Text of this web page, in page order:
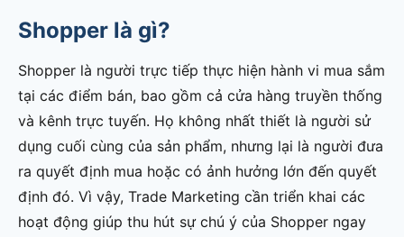
Shopper là gì?
Shopper là người trực tiếp thực hiện hành vi mua sắm
tại các điểm bán, bao gồm cả cửa hàng truyền thống
và kênh trực tuyến. Họ không nhất thiết là người sử
dụng cuối cùng của sản phẩm, nhưng lại là người đưa
ra quyết định mua hoặc có ảnh hưởng lớn đến quyết
định đó. Vì vậy, Trade Marketing cần triển khai các
hoạt động giúp thu hút sự chú ý của Shopper ngay